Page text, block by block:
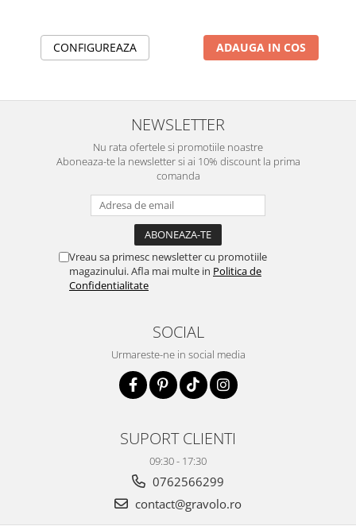
CONFIGUREAZA ADAUGA IN COS
NEWSLETTER
Nu rata ofertele si promotiile noastre
Aboneaza-te la newsletter si ai 10% discount la prima
comanda
Vreau sa primesc newsletter cu promotiile
magazinului. Afla mai multe in Politica de
Confidentialitate
SOCIAL
Urmareste-ne in social media
SUPORT CLIENTI
09:30 - 17:30
0762566299
contact@gravolo.ro